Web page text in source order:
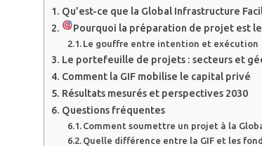
Qu’est-ce que la Global Infrastructure
Pourquoi la préparation de projet est
Le gouffre entre intention et exécution
Le portefeuille de projets : secteurs et
Comment la GIF mobilise le capital privé
Résultats mesurés et perspectives 2030
Questions fréquentes
Comment soumettre un projet à la
Quelle différence entre la GIF et les